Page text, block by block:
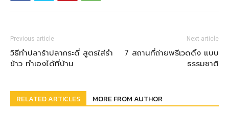
Previous article
วิธีทำปลาร้าปลากระดี่ สูตรใส่รำ
ข้าว ทำเองได้ที่บ้าน
Next article
7 สถานที่ถ่ายพรีเวดดิ้ง แบบ
ธรรมชาติ
RELATED ARTICLES MORE FROM AUTHOR